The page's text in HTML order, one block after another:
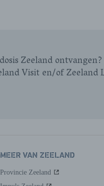
Zeeland
Visit en/of Zeeland
MEER VAN ZEELAND
Provincie Zeeland